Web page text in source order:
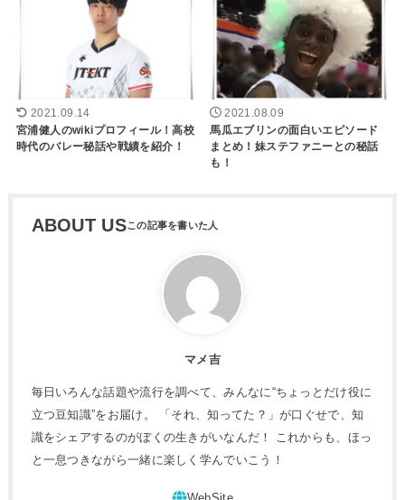
2021.09.14
宮浦健人のwikiプロフィール！高校
時代のバレー秘話や戦績を紹介！
2021.08.09
馬瓜エブリンの面白いエピソード
まとめ！妹ステファニーとの秘話
も！
ABOUT US
マメ吉
毎日いろんな話題や流行を調べて、みんなに“ちょっとだけ役に
立つ豆知識”をお届け。 「それ、知ってた？」が口ぐせで、知
識をシェアするのがぼくの生きがいなんだ！ これからも、ほっ
と一息つきながら一緒に楽しく学んでいこう！